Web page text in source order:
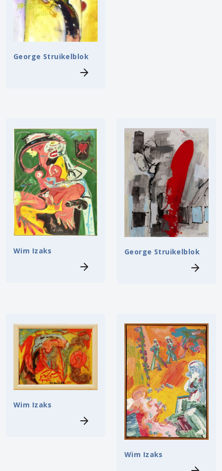
George Struikelblok
Wim Izaks George Struikelblok
Wim Izaks
Wim Izaks